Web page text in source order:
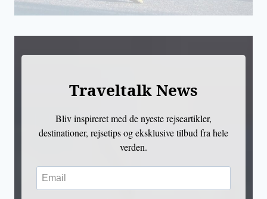
Traveltalk News
Bliv inspireret med de nyeste rejseartikler,
destinationer, rejsetips og eksklusive tilbud fra hele
verden.